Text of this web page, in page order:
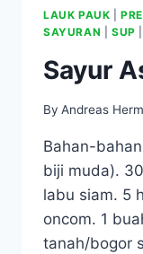
LAUK PAUK |
SAYURAN
SUP
Sayur
By Andreas
Bahan-
biji muda).
labu siam. 5
oncom. 1
tanah/bogor